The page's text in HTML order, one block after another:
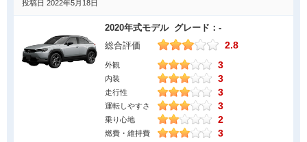
投稿日 2022年5月18日
2020年式モデル グレード：-
総合評価
2.8
外観 3
内装 3
走行性 3
運転しやすさ 3
乗り心地 2
燃費・維持費 3